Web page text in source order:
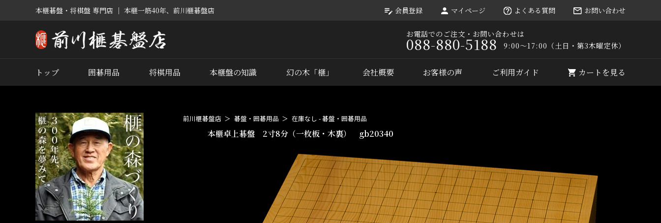
本榧碁盤・将棋盤 専門店 ｜ 本榧一筋40年、前川榧碁盤店 会員登録 マイページ よくある質問 お問い合わせ
お電話でのご注文・お問い合わせは
088-880-5188 9:00～17:00（土日・第3木曜定休）
トップ 囲碁用品 将棋用品 本榧盤の知識 幻の木「榧」 会社概要 お客様の声 ご利用ガイド カートを見る
前川榧碁盤店 碁盤・囲碁用品 在庫なし - 碁盤・囲碁用品
本榧卓上碁盤 2寸8分（一枚板・木裏） gb20340